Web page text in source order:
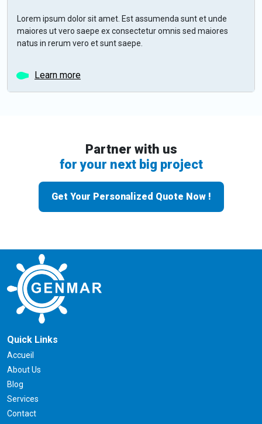
Lorem ipsum dolor sit amet. Est assumenda sunt et unde
maiores ut vero saepe ex consectetur omnis sed maiores
natus in rerum vero et sunt saepe.
Learn more
Partner with us
for your next big project
Get Your Personalized Quote Now !
Quick Links
Accueil
About Us
Blog
Services
Contact